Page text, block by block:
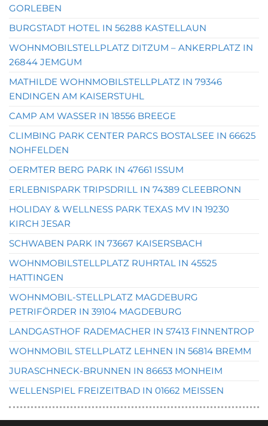
GORLEBEN
BURGSTADT HOTEL IN 56288 KASTELLAUN
WOHNMOBILSTELLPLATZ DITZUM – ANKERPLATZ IN
26844 JEMGUM
MATHILDE WOHNMOBILSTELLPLATZ IN 79346
ENDINGEN AM KAISERSTUHL
CAMP AM WASSER IN 18556 BREEGE
CLIMBING PARK CENTER PARCS BOSTALSEE IN 66625
NOHFELDEN
OERMTER BERG PARK IN 47661 ISSUM
ERLEBNISPARK TRIPSDRILL IN 74389 CLEEBRONN
HOLIDAY & WELLNESS PARK TEXAS MV IN 19230
KIRCH JESAR
SCHWABEN PARK IN 73667 KAISERSBACH
WOHNMOBILSTELLPLATZ RUHRTAL IN 45525
HATTINGEN
WOHNMOBIL-STELLPLATZ MAGDEBURG
PETRIFÖRDER IN 39104 MAGDEBURG
LANDGASTHOF RADEMACHER IN 57413 FINNENTROP
WOHNMOBIL STELLPLATZ LEHNEN IN 56814 BREMM
JURASCHNECK-BRUNNEN IN 86653 MONHEIM
WELLENSPIEL FREIZEITBAD IN 01662 MEISSEN